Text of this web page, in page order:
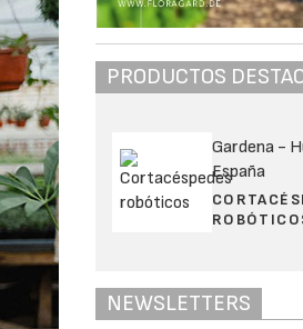
PRODUCTOS
Gardena -
España
NEWSLETTERS